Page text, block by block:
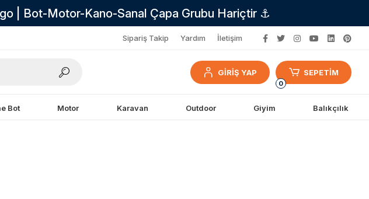
| Bot-Motor-Kano-Sanal Çapa Grubu Hariçtir ⚓
Sipariş Takip Yardım İletişim
GİRİŞ YAP
0
SEPETİM
Bot Motor Karavan Outdoor Giyim Balıkçılık